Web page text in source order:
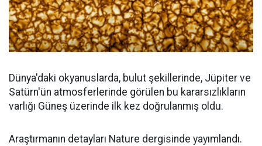
Dünya'daki okyanuslarda, bulut şekillerinde, Jüpiter ve
Satürn'ün atmosferlerinde görülen bu kararsızlıkların
varlığı Güneş üzerinde ilk kez doğrulanmış oldu.
Araştırmanın detayları Nature dergisinde yayımlandı.